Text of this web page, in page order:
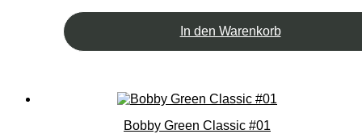
In den Warenkorb
Bobby Green Classic #01